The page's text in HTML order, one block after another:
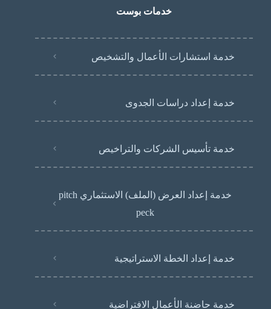
خدمات بوست
خدمة استشارات الأعمال والتشخيص
خدمة إعداد دراسات الجدوى
خدمة تأسيس الشركات والتراخيص
خدمة إعداد العرض (الملف) الاستثماري pitch
peck
خدمة إعداد الخطة الاستراتيجية
خدمة حاضنة الأعمال الافتراضية